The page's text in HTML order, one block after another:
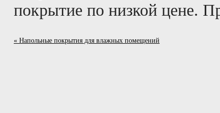
покрытие по низкой цене.
« Напольные покрытия для влажных помещений